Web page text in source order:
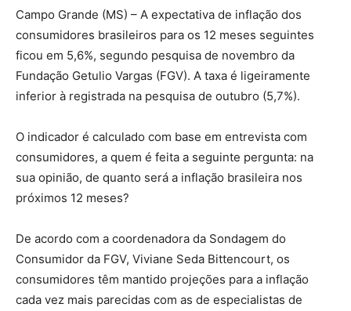
Campo Grande (MS) – A expectativa de inflação dos
consumidores brasileiros para os 12 meses seguintes
ficou em 5,6%, segundo pesquisa de novembro da
Fundação Getulio Vargas (FGV). A taxa é ligeiramente
inferior à registrada na pesquisa de outubro (5,7%).
O indicador é calculado com base em entrevista com
consumidores, a quem é feita a seguinte pergunta: na
sua opinião, de quanto será a inflação brasileira nos
próximos 12 meses?
De acordo com a coordenadora da Sondagem do
Consumidor da FGV, Viviane Seda Bittencourt, os
consumidores têm mantido projeções para a inflação
cada vez mais parecidas com as de especialistas de